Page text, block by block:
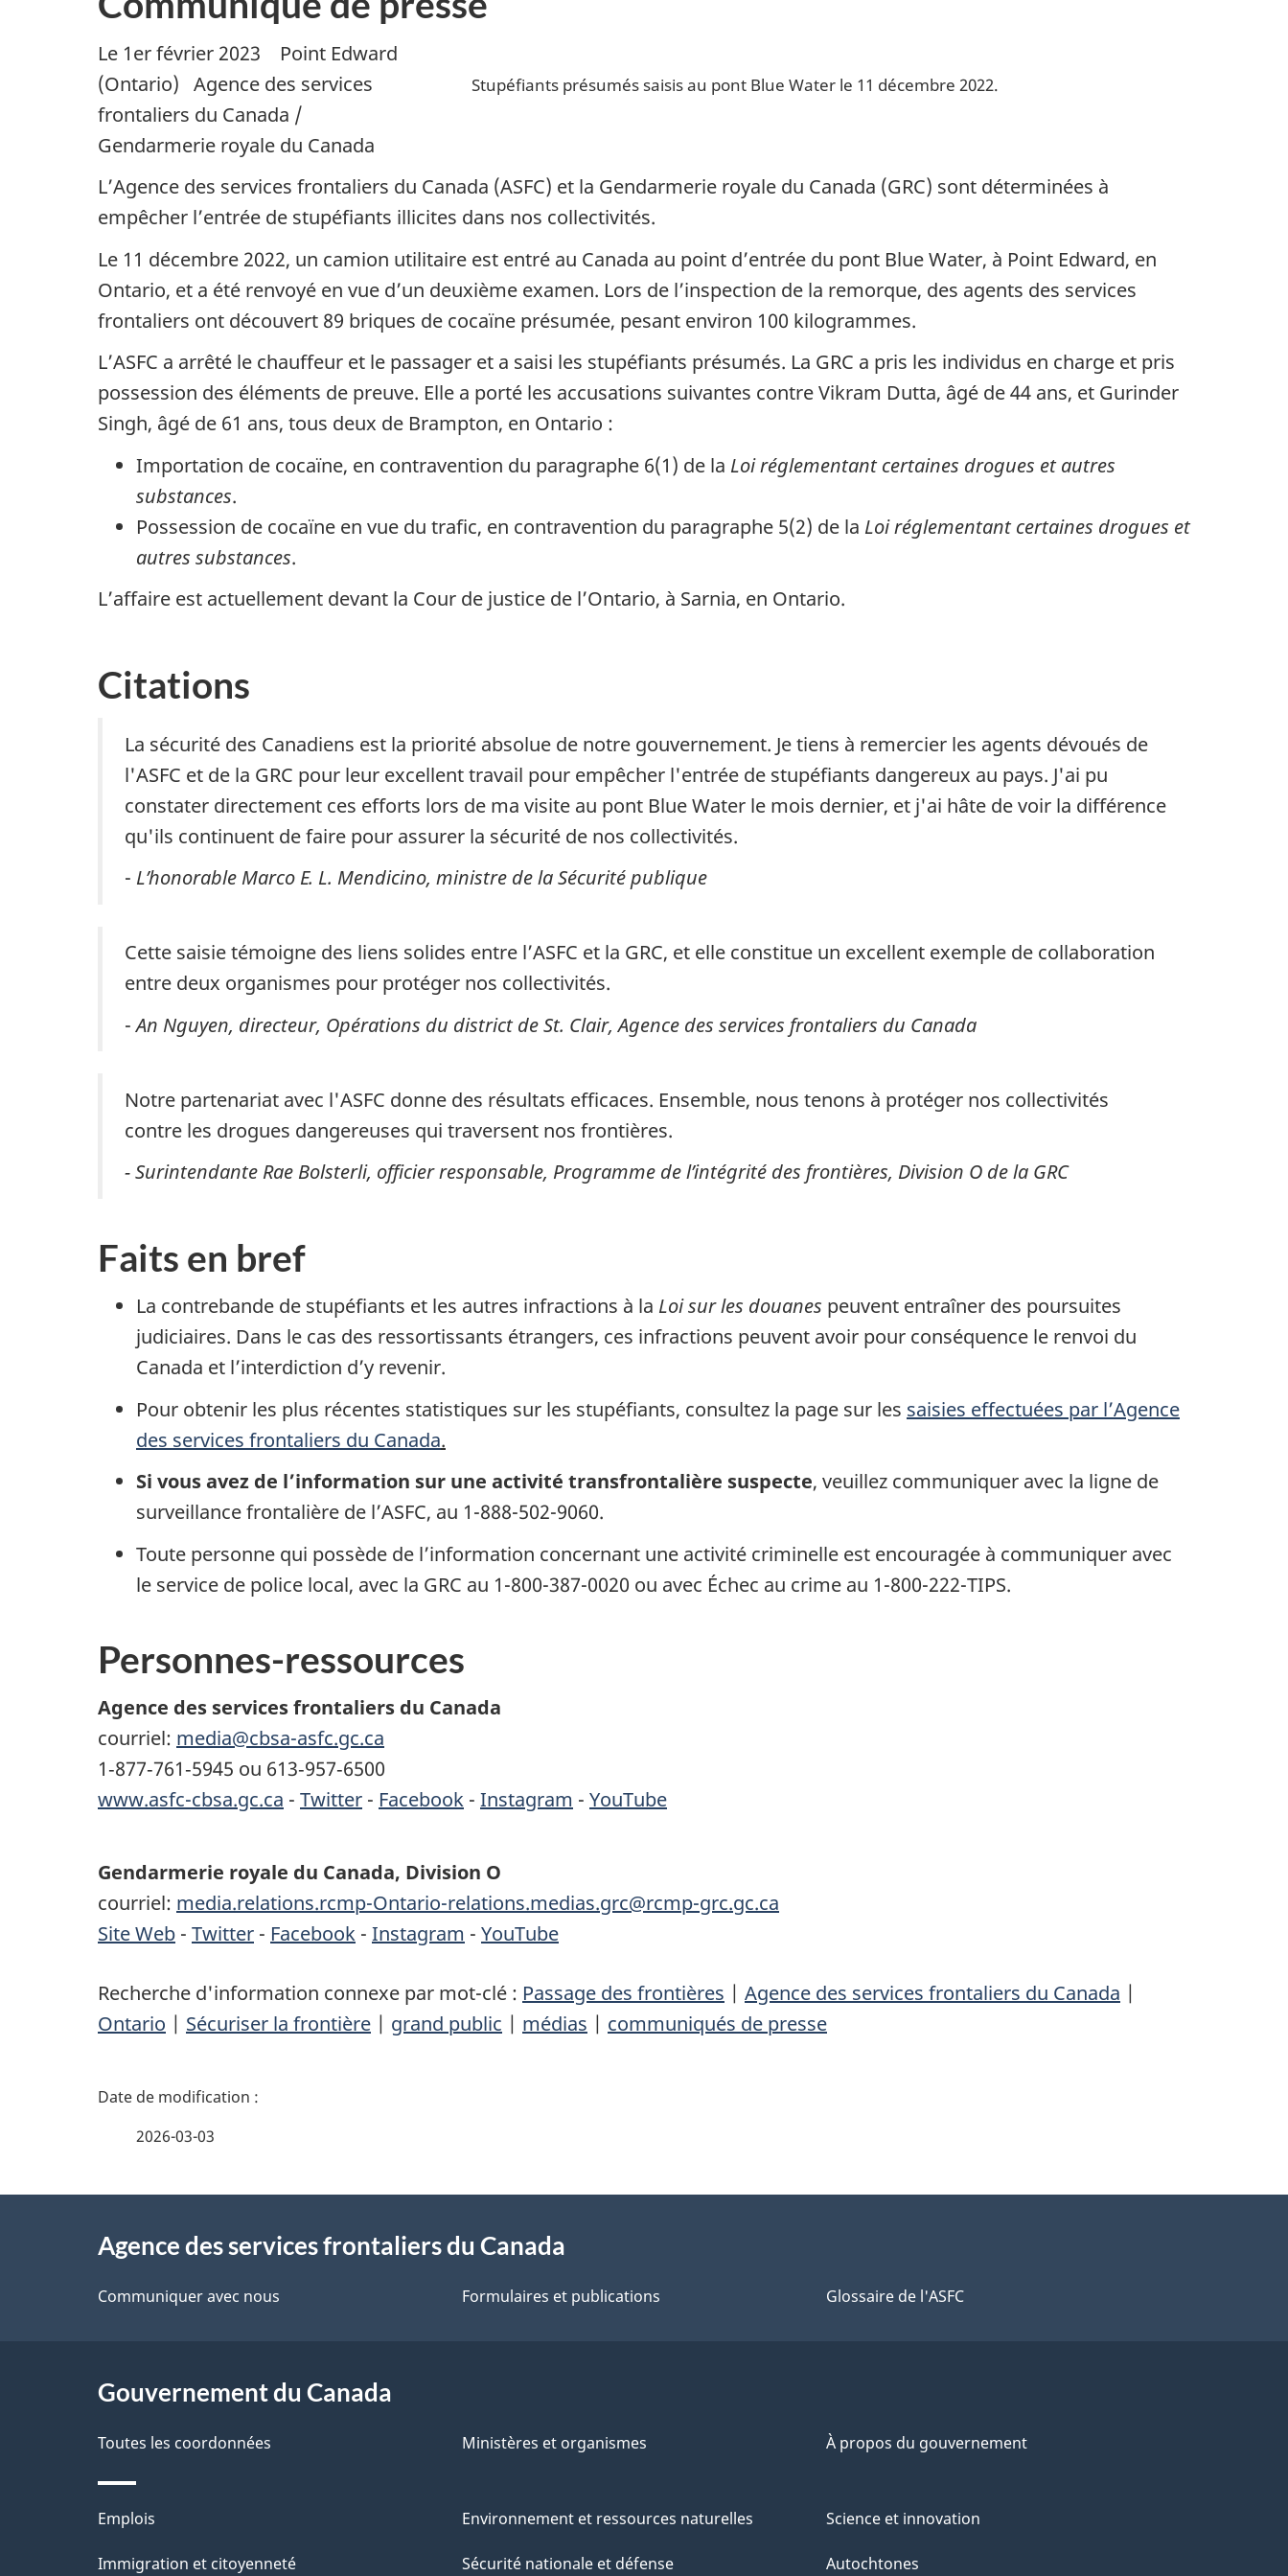
Stupéfiants présumés saisis au pont Blue Water le 11 décembre 2022.
Le 1er février 2023 Point Edward
(Ontario) Agence des services
frontaliers du Canada /
Gendarmerie royale du Canada
L’Agence des services frontaliers du Canada (ASFC) et la Gendarmerie royale du Canada (GRC) sont déterminées à
empêcher l’entrée de stupéfiants illicites dans nos collectivités.
Le 11 décembre 2022, un camion utilitaire est entré au Canada au point d’entrée du pont Blue Water, à Point Edward, en
Ontario, et a été renvoyé en vue d’un deuxième examen. Lors de l’inspection de la remorque, des agents des services
frontaliers ont découvert 89 briques de cocaïne présumée, pesant environ 100 kilogrammes.
L’ASFC a arrêté le chauffeur et le passager et a saisi les stupéfiants présumés. La GRC a pris les individus en charge et pris
possession des éléments de preuve. Elle a porté les accusations suivantes contre Vikram Dutta, âgé de 44 ans, et Gurinder
Singh, âgé de 61 ans, tous deux de Brampton, en Ontario :
Importation de cocaïne, en contravention du paragraphe 6(1) de la Loi réglementant certaines drogues et autres
substances.
Possession de cocaïne en vue du trafic, en contravention du paragraphe 5(2) de la Loi réglementant certaines drogues et
autres substances.
L’affaire est actuellement devant la Cour de justice de l’Ontario, à Sarnia, en Ontario.
Citations
La sécurité des Canadiens est la priorité absolue de notre gouvernement. Je tiens à remercier les agents dévoués de
l'ASFC et de la GRC pour leur excellent travail pour empêcher l'entrée de stupéfiants dangereux au pays. J'ai pu
constater directement ces efforts lors de ma visite au pont Blue Water le mois dernier, et j'ai hâte de voir la différence
qu'ils continuent de faire pour assurer la sécurité de nos collectivités.
- L’honorable Marco E. L. Mendicino, ministre de la Sécurité publique
Cette saisie témoigne des liens solides entre l’ASFC et la GRC, et elle constitue un excellent exemple de collaboration
entre deux organismes pour protéger nos collectivités.
-An Nguyen, directeur, Opérations du district de St. Clair, Agence des services frontaliers du Canada
Notre partenariat avec l'ASFC donne des résultats efficaces. Ensemble, nous tenons à protéger nos collectivités
contre les drogues dangereuses qui traversent nos frontières.
- Surintendante Rae Bolsterli, officier responsable, Programme de l’intégrité des frontières, Division O de la GRC
Faits en bref
La contrebande de stupéfiants et les autres infractions à la Loi sur les douanes peuvent entraîner des poursuites
judiciaires. Dans le cas des ressortissants étrangers, ces infractions peuvent avoir pour conséquence le renvoi du
Canada et l’interdiction d’y revenir.
Pour obtenir les plus récentes statistiques sur les stupéfiants, consultez la page sur les saisies effectuées par l’Agence
des services frontaliers du Canada.
Si vous avez de l’information sur une activité transfrontalière suspecte, veuillez communiquer avec la ligne de
surveillance frontalière de l’ASFC, au 1-888-502-9060.
Toute personne qui possède de l’information concernant une activité criminelle est encouragée à communiquer avec
le service de police local, avec la GRC au 1-800-387-0020 ou avec Échec au crime au 1-800-222-TIPS.
Personnes-ressources
Agence des services frontaliers du Canada
courriel: media@cbsa-asfc.gc.ca
1‑877‑761‑5945 ou 613‑957‑6500
www.asfc-cbsa.gc.ca - Twitter - Facebook - Instagram - YouTube
Gendarmerie royale du Canada, Division O
courriel: media.relations.rcmp-Ontario-relations.medias.grc@rcmp-grc.gc.ca
Site Web - Twitter - Facebook - Instagram - YouTube
Recherche d'information connexe par mot-clé : Passage des frontières | Agence des services frontaliers du Canada |
Ontario | Sécuriser la frontière | grand public | médias | communiqués de presse
D
a
l
d
e
l
2026-03-03
proposAgence des services frontaliers du Canada
Communiquer avec nous Formulaires et publications Glossaire de l'ASFC
Gouvernement du Canada
Toutes les coordonnées Ministères et organismes À propos du gouvernement
Thèmes
et
Emplois
Immigration et citoyenneté
Environnement et ressources naturelles
Sécurité nationale et défense
Science et innovation
Autochtones